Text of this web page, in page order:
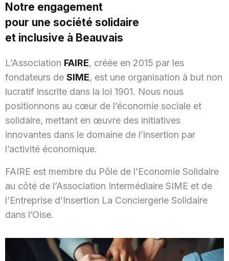
Notre engagement
pour une société solidaire
et inclusive à Beauvais
L’Association FAIRE, créée en 2015 par les
fondateurs de SIME, est une organisation à but non
lucratif inscrite dans la loi 1901. Nous nous
positionnons au cœur de l’économie sociale et
solidaire, mettant en œuvre des initiatives
innovantes dans le domaine de l’insertion par
l’activité économique.
FAIRE est membre du Pôle de l’Economie Solidaire
au côté de l’Association Intermédiaire SIME et de
l’Entreprise d’Insertion La Conciergerie Solidaire
dans l’Oise.